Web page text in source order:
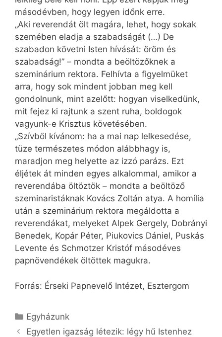
másodévben, hogy legyen időnk erre.
„Aki reverendát ölt magára, lehet, hogy sokak
szemében eladja a szabadságát (…) De
szabadon követni Isten hívását: öröm és
szabadság!” – mondta a beöltözőknek a
szeminárium rektora. Felhívta a figyelmüket
arra, hogy sok mindent jobban meg kell
gondolnunk, mint azelőtt: hogyan viselkedünk,
mit fejez ki rajtunk a szent ruha, boldogok
vagyunk-e Krisztus követésében.
„Szívből kívánom: ha a mai nap lelkesedése,
tüze természetes módon alábbhagy is,
maradjon meg helyette az izzó parázs. Ezt
éljétek át minden egyes alkalommal, amikor a
reverendába öltöztök – mondta a beöltöző
szeminaristáknak Kovács Zoltán atya. A homília
után a szeminárium rektora megáldotta a
reverendákat, melyeket Alpek Gergely, Dobrányi
Benedek, Kopár Péter, Piukovics Dániel, Puskás
Levente és Schmotzer Kristóf másodéves
papnövendékek öltöttek magukra.
Forrás: Érseki Papnevelő Intézet, Esztergom
Kategória
Egyházunk
Egyetlen igazság létezik: légy hű Istenhez